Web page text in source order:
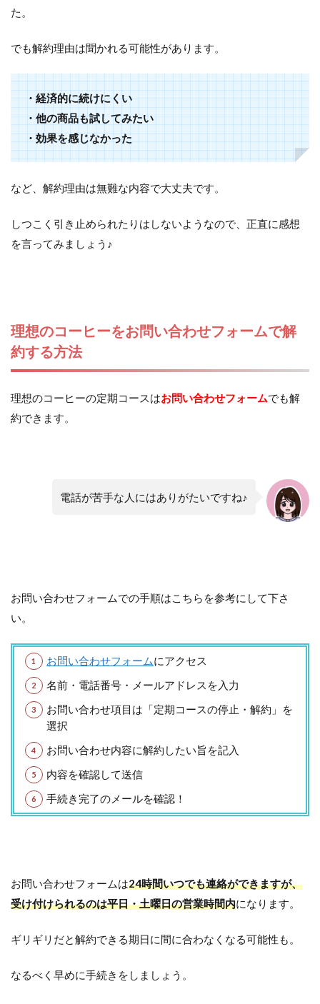
た。
でも解約理由は聞かれる可能性があります。
・経済的に続けにくい
・他の商品も試してみたい
・効果を感じなかった
など、解約理由は無難な内容で大丈夫です。
しつこく引き止められたりはしないようなので、正直に感想
を言ってみましょう♪
理想のコーヒーをお問い合わせフォームで解
約する方法
理想のコーヒーの定期コースはお問い合わせフォームでも解
約できます。
電話が苦手な人にはありがたいですね♪
お問い合わせフォームでの手順はこちらを参考にして下さ
い。
お問い合わせフォームにアクセス
名前・電話番号・メールアドレスを入力
お問い合わせ項目は「定期コースの停止・解約」を
選択
お問い合わせ内容に解約したい旨を記入
内容を確認して送信
手続き完了のメールを確認！
お問い合わせフォームは24時間いつでも連絡ができますが、
受け付けられるのは平日・土曜日の営業時間内になります。
ギリギリだと解約できる期日に間に合わなくなる可能性も。
なるべく早めに手続きをしましょう。